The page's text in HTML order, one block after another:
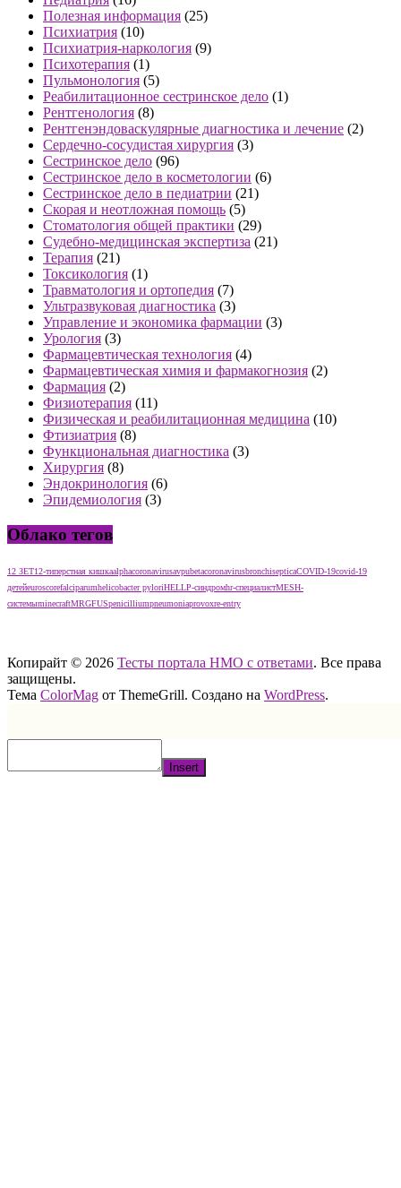
Полезная информация (25)
Психиатрия (10)
Психиатрия-наркология (9)
Психотерапия (1)
Пульмонология (5)
Реабилитационное сестринское дело (1)
Рентгенология (8)
Рентгенэндоваскулярные диагностика и лечение (2)
Сердечно-сосудистая хирургия (3)
Сестринское дело (96)
Сестринское дело в косметологии (6)
Сестринское дело в педиатрии (21)
Скорая и неотложная помощь (5)
Стоматология общей практики (29)
Судебно-медицинская экспертиза (21)
Терапия (21)
Токсикология (1)
Травматология и ортопедия (7)
Ультразвуковая диагностика (3)
Управление и экономика фармации (3)
Урология (3)
Фармацевтическая технология (4)
Фармацевтическая химия и фармакогнозия (2)
Фармация (2)
Физиотерапия (11)
Физическая и реабилитационная медицина (10)
Фтизиатрия (8)
Функциональная диагностика (3)
Хирургия (8)
Эндокринология (6)
Эпидемиология (3)
Облако тегов
12 ЗЕТ12-типерстная кишкаalphacoronavirusavpubetacoronavirusbronchisepticaCOVID-19covid-19
детейeuroscorefalciparumhelicobacter pyloriHELLP-синдромhr-специалистMESH-
системыminecraftMRGFUSpenicilliumpneumoniaprovoxre-entry
Копирайт © 2026 Тесты портала НМО с ответами. Все права
защищены.
Тема ColorMag от ThemeGrill. Создано на WordPress.
Insert